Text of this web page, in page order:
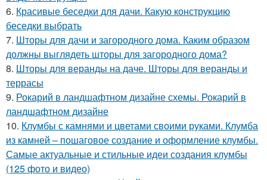
6. Красивые беседки для дачи. Какую конструкцию
беседки выбрать
7. Шторы для дачи и загородного дома. Каким образом
должны выглядеть шторы для загородного дома?
8. Шторы для веранды на даче. Шторы для веранды и
террасы
9. Рокарий в ландшафтном дизайне схемы. Рокарий в
ландшафтном дизайне
10. Клумбы с камнями и цветами своими руками. Клумба
из камней – пошаговое создание и оформление клумбы.
Самые актуальные и стильные идеи создания клумбы
(125 фото и видео)